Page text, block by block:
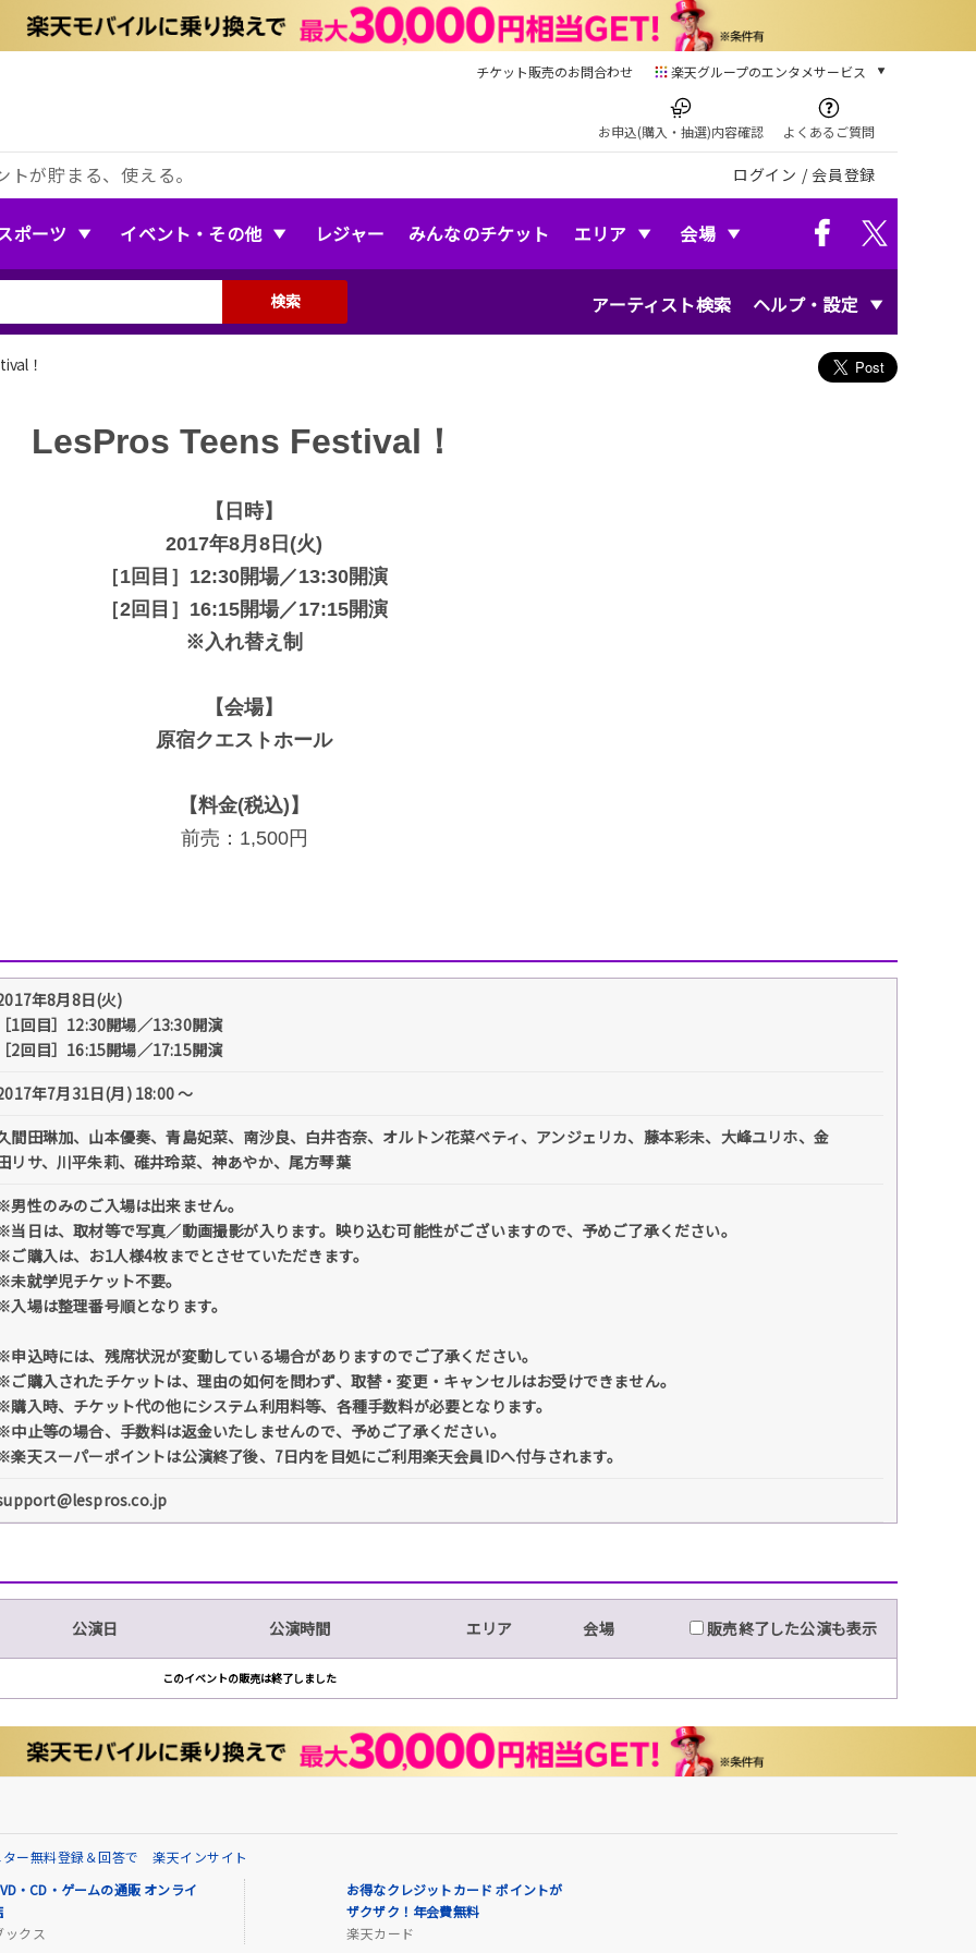
チケット販売のお問合わせ 楽天グループのエンタメサービス
本/ゲーム/CD/DVD
楽天ブックス
電子書籍
楽天Kobo
音楽配信
お申込(購入・抽選)内容確認 よくあるご質問
が貯まる、使える。 ログイン / 会員登録
ポーツ イベント・その他 レジャー みんなのチケット エリア 会場
アーティスト検索 ヘルプ・設定
検索
！
LesPros Teens Festival！
【日時】
2017年8月8日(火)
［1回目］12:30開場／13:30開演
［2回目］16:15開場／17:15開演
※入れ替え制
【会場】
原宿クエストホール
【料金(税込)】
前売：1,500円
年8月8日(火)
［1回目］12:30開場／13:30開演
［2回目］16:15開場／17:15開演
年7月31日(月) 18:00 〜
間田琳加、山本優奏、青島妃菜、南沙良、白井杏奈、オルトン花菜ベティ、アンジェリカ、藤本彩未、大峰ユリホ、金
リサ、川平朱莉、碓井玲菜、神あやか、尾方琴葉
男性のみのご入場は出来ません。
当日は、取材等で写真／動画撮影が入ります。映り込む可能性がございますので、予めご了承ください。
ご購入は、お1人様4枚までとさせていただきます。
未就学児チケット不要。
入場は整理番号順となります。
申込時には、残席状況が変動している場合がありますのでご了承ください。
ご購入されたチケットは、理由の如何を問わず、取替・変更・キャンセルはお受けできません。
購入時、チケット代の他にシステム利用料等、各種手数料が必要となります。
中止等の場合、手数料は返金いたしませんので、予めご了承ください。
楽天スーパーポイントは公演終了後、7日内を目処にご利用楽天会員IDへ付与されます。
公演日 公演時間 エリア 会場 販売終了した公演も表示
このイベントの販売は終了しました
ター無料登録＆回答で 楽天インサイト
・CD・ゲームの通販 オンライ
ックス
お得なクレジットカード ポイントが
ザクザク！年会費無料
楽天カード